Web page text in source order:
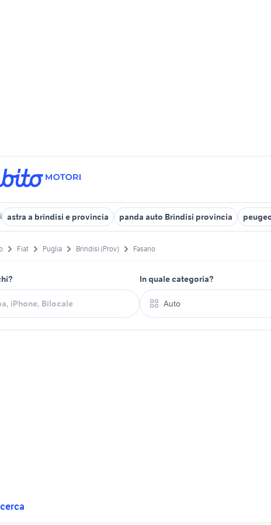
astra a brindisi e provincia panda auto Brindisi provincia
Fiat Puglia Brindisi (Prov) Fasano
In quale categoria?
Auto